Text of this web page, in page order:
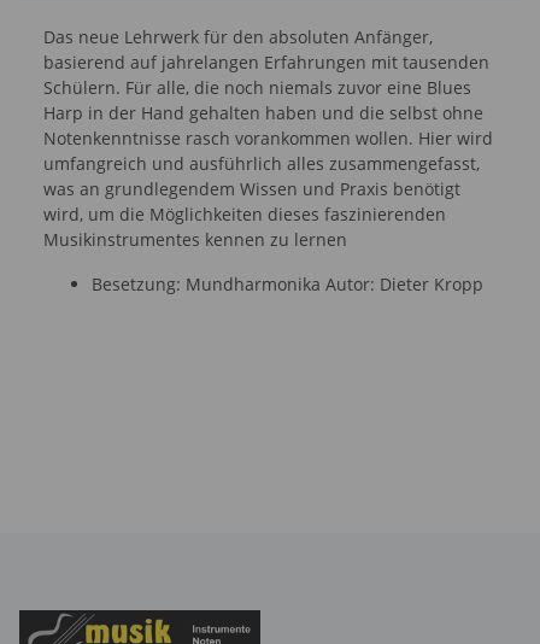
Das neue Lehrwerk für den absoluten Anfänger,
basierend auf jahrelangen Erfahrungen mit tausenden
Schülern. Für alle, die noch niemals zuvor eine Blues
Harp in der Hand gehalten haben und die selbst ohne
Notenkenntnisse rasch vorankommen wollen. Hier wird
umfangreich und ausführlich alles zusammengefasst,
was an grundlegendem Wissen und Praxis benötigt
wird, um die Möglichkeiten dieses faszinierenden
Musikinstrumentes kennen zu lernen
Besetzung: Mundharmonika Autor: Dieter Kropp